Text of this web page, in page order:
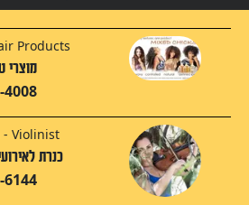
Products
מוצרי
4008
Violinist
כנרת
6144